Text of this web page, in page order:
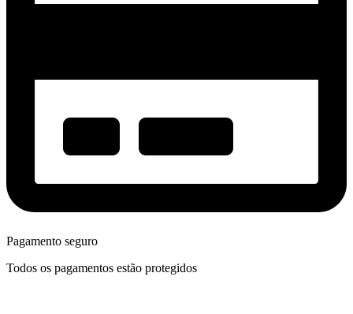
Pagamento seguro
Todos os pagamentos estão protegidos